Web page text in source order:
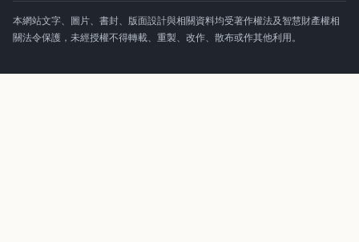
本網站文字、圖片、書封、版面設計與相關資料均受著作權法及智慧財產權相
關法令保護，未經授權不得轉載、重製、改作、散布或作其他利用。